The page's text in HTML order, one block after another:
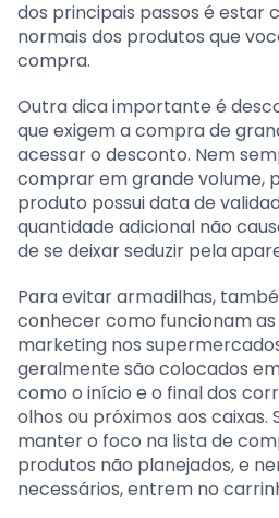
dos principais passos é estar
normais dos produtos que
compra.
Outra dica importante é
que exigem a compra de
acessar o desconto. Nem
comprar em grande volume,
produto possui data de
quantidade adicional não
de se deixar seduzir pela
Para evitar armadilhas,
conhecer como funcionam
marketing nos
geralmente são colocados
como o início e o final dos
olhos ou próximos aos caixas.
manter o foco na lista de
produtos não planejados, e
necessários, entrem no